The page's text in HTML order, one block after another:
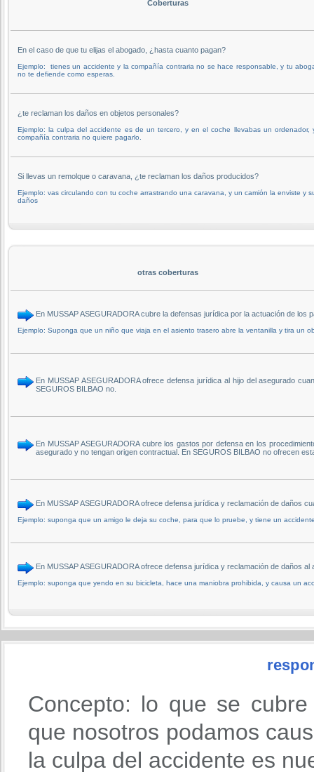
Coberturas
En el caso de que tu elijas el abogado, ¿hasta cuanto pagan?
Ejemplo: tienes un accidente y la compañía contraria no se hace responsable, y tu
no te defiende como esperas.
¿te reclaman los daños en objetos personales?
Ejemplo: la culpa del accidente es de un tercero, y en el coche llevabas un ordenador,
compañía contraria no quiere pagarlo.
Si llevas un remolque o caravana, ¿te reclaman los daños producidos?
Ejemplo: vas circulando con tu coche arrastrando una caravana, y un camión la enviste y
daños
otras coberturas
En MUSSAP ASEGURADORA cubre la defensas jurídica por la actuación de
Ejemplo: Suponga que un niño que viaja en el asiento trasero abre la ventanilla y tira un
En MUSSAP ASEGURADORA ofrece defensa jurídica al hijo del asegurado
SEGUROS BILBAO no.
En MUSSAP ASEGURADORA cubre los gastos por defensa en los
asegurado y no tengan origen contractual. En SEGUROS BILBAO no ofrecen
En MUSSAP ASEGURADORA ofrece defensa jurídica y reclamación de daños
Ejemplo: suponga que un amigo le deja su coche, para que lo pruebe, y tiene un
En MUSSAP ASEGURADORA ofrece defensa jurídica y reclamación de daños
Ejemplo: suponga que yendo en su bicicleta, hace una maniobra prohibida, y causa un
Concepto: lo que se
que nosotros podamos
la culpa del accidente es